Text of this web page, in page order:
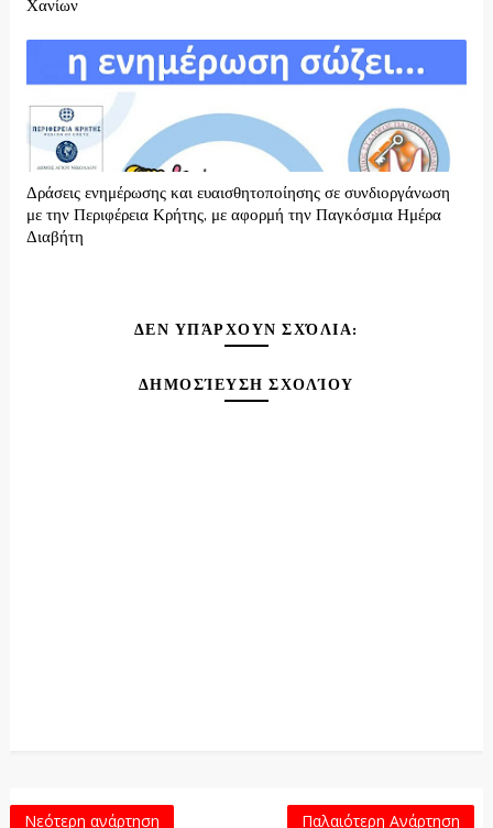
Χανίων
Δράσεις ενημέρωσης και ευαισθητοποίησης σε συνδιοργάνωση
με την Περιφέρεια Κρήτης, με αφορμή την Παγκόσμια Ημέρα
Διαβήτη
ΔΕΝ ΥΠΆΡΧΟΥΝ ΣΧΌΛΙΑ:
ΔΗΜΟΣΊΕΥΣΗ ΣΧΟΛΊΟΥ
Νεότερη ανάρτηση Παλαιότερη Ανάρτηση